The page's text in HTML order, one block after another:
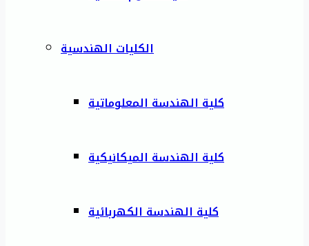
الكليات الهندسية
كلية الهندسة المعلوماتية
كلية الهندسة الميكانيكية
كلية الهندسة الكهربائية